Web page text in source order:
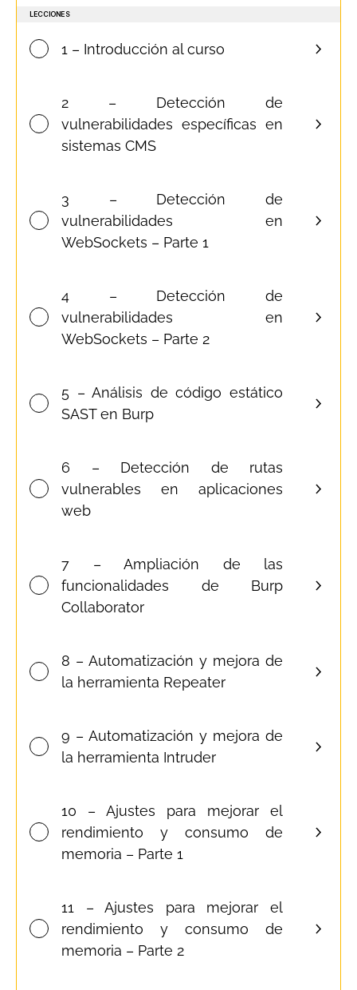
LECCIONES
1 – Introducción al curso
2 – Detección de
vulnerabilidades específicas en
sistemas CMS
3 – Detección de
vulnerabilidades en
WebSockets – Parte 1
4 – Detección de
vulnerabilidades en
WebSockets – Parte 2
5 – Análisis de código estático
SAST en Burp
6 – Detección de rutas
vulnerables en aplicaciones
web
7 – Ampliación de las
funcionalidades de Burp
Collaborator
8 – Automatización y mejora de
la herramienta Repeater
9 – Automatización y mejora de
la herramienta Intruder
10 – Ajustes para mejorar el
rendimiento y consumo de
memoria – Parte 1
11 – Ajustes para mejorar el
rendimiento y consumo de
memoria – Parte 2